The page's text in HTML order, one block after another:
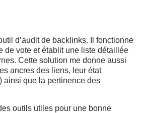
d’audit de backlinks. Il fonctionne
de vote et établit une liste détaillée
Cette solution me donne aussi
ancres des liens, leur état
ainsi que la pertinence des
outils utiles pour une bonne